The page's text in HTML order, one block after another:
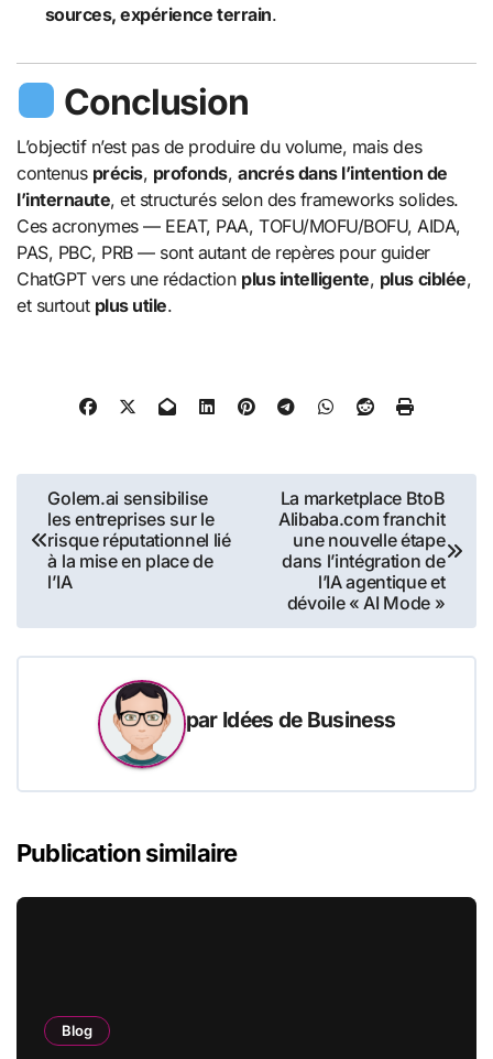
sources, expérience terrain.
Conclusion
L’objectif n’est pas de produire du volume, mais des
contenus précis, profonds,ancrés dans l’intention de
l’internaute, et structurés selon des frameworks solides.
Ces acronymes — EEAT, PAA, TOFU/MOFU/BOFU, AIDA,
PAS, PBC, PRB — sont autant de repères pour guider
ChatGPT vers une rédaction plus intelligente, plus ciblée,
et surtout plus utile.
Navigation
de
l’article
Golem.ai sensibilise
les entreprises sur le
risque réputationnel lié
à la mise en place de
l’IA
La marketplace BtoB
Alibaba.com franchit
une nouvelle étape
dans l’intégration de
l’IA agentique et
dévoile « AI Mode »
par Idées de Business
Publication similaire
Blog